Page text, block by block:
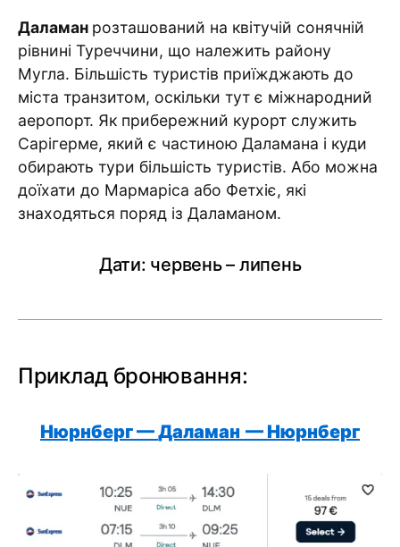
Даламан розташований на квітучій сонячній
рівнині Туреччини, що належить району
Мугла. Більшість туристів приїжджають до
міста транзитом, оскільки тут є міжнародний
аеропорт. Як прибережний курорт служить
Сарігерме, який є частиною Даламана і куди
обирають тури більшість туристів. Або можна
доїхати до Мармаріса або Фетхіє, які
знаходяться поряд із Даламаном.
Дати: червень – липень
Приклад бронювання:
Нюрнберг —Даламан — Нюрнберг